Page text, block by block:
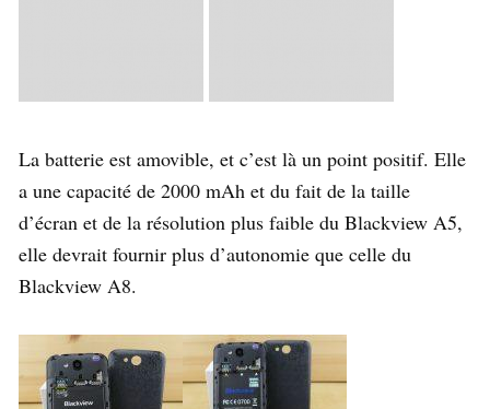
La batterie est amovible, et c’est là un point positif. Elle
a une capacité de 2000 mAh et du fait de la taille
d’écran et de la résolution plus faible du Blackview A5,
elle devrait fournir plus d’autonomie que celle du
Blackview A8.